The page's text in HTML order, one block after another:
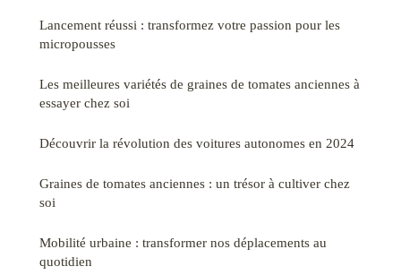
Lancement réussi : transformez votre passion pour les
micropousses
Les meilleures variétés de graines de tomates anciennes à
essayer chez soi
Découvrir la révolution des voitures autonomes en 2024
Graines de tomates anciennes : un trésor à cultiver chez
soi
Mobilité urbaine : transformer nos déplacements au
quotidien